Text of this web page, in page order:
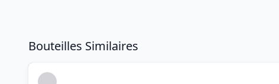
Bouteilles Similaires